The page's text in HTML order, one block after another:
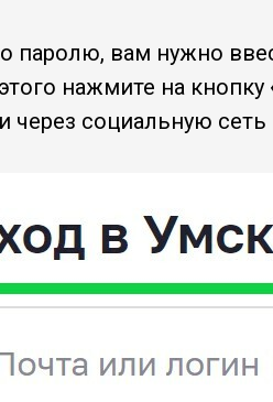
паролю, вам нужно
нажмите на кнопку
социальную сеть